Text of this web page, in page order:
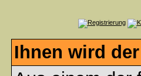
Ihnen wird